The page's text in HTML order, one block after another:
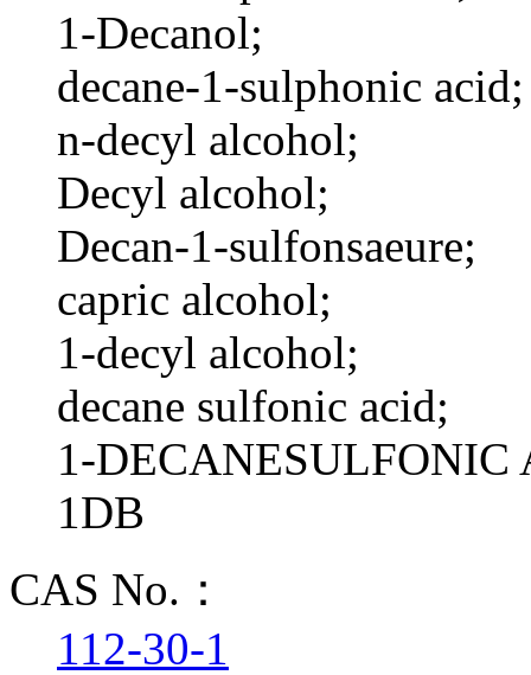
1-Decanol;
decane-1-sulphonic acid;
n-decyl alcohol;
Decyl alcohol;
Decan-1-sulfonsaeure;
capric alcohol;
1-decyl alcohol;
decane sulfonic acid;
1-DECANESULFONIC
1DB
CAS No.：
112-30-1